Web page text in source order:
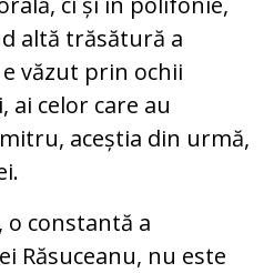
altă trăsătură a
văzut prin ochii
ai celor care au
aceștia din urmă,
constantă a
Răsuceanu, nu este